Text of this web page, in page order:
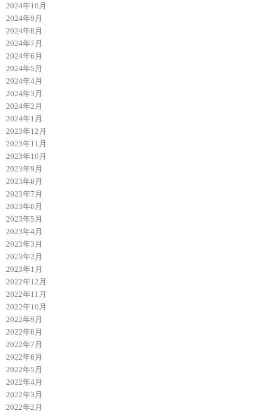
2024年10月
2024年9月
2024年8月
2024年7月
2024年6月
2024年5月
2024年4月
2024年3月
2024年2月
2024年1月
2023年12月
2023年11月
2023年10月
2023年9月
2023年8月
2023年7月
2023年6月
2023年5月
2023年4月
2023年3月
2023年2月
2023年1月
2022年12月
2022年11月
2022年10月
2022年9月
2022年8月
2022年7月
2022年6月
2022年5月
2022年4月
2022年3月
2022年2月